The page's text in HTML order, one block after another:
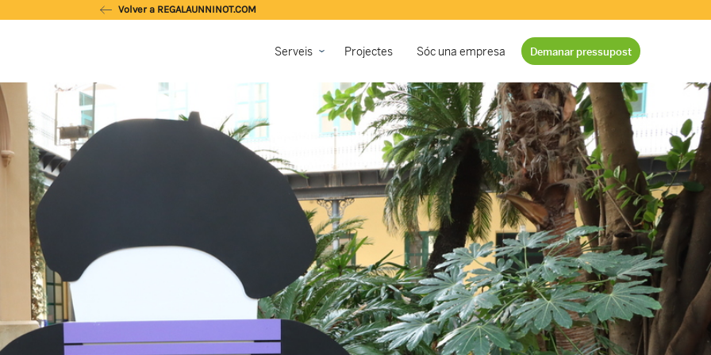
Volver a REGALAUNNINOT.COM
Serveis Projectes Sóc una empresa Demanar pressupost